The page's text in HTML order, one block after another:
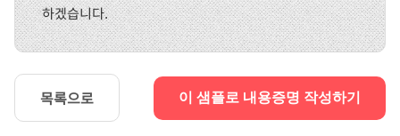
하겠습니다.
목록으로 이 샘플로 내용증명 작성하기